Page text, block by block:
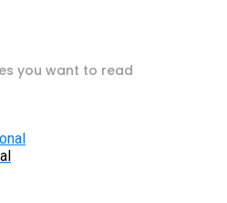
you want to read